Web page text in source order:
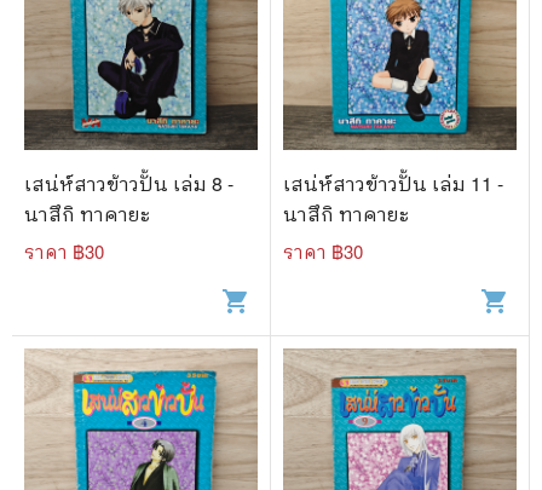
เสน่ห์สาวข้าวปั้น เล่ม 8 -
นาสึกิ ทาคายะ
ราคา ฿30
shopping_cart
เสน่ห์สาวข้าวปั้น เล่ม 11 -
นาสึกิ ทาคายะ
ราคา ฿30
shopping_cart